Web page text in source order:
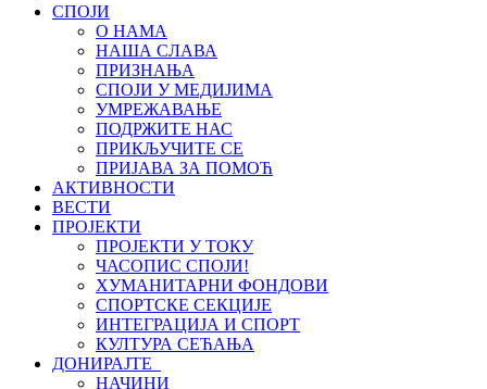
СПОЈИ
О НАМА
НАША СЛАВА
ПРИЗНАЊА
СПОЈИ У МЕДИЈИМА
УМРЕЖАВАЊЕ
ПОДРЖИТЕ НАС
ПРИКЉУЧИТЕ СЕ
ПРИЈАВА ЗА ПОМОЋ
АКТИВНОСТИ
ВЕСТИ
ПРОЈЕКТИ
ПРОЈЕКТИ У ТОКУ
ЧАСОПИС СПОЈИ!
ХУМАНИТАРНИ ФОНДОВИ
СПОРТСКЕ СЕКЦИЈЕ
ИНТЕГРАЦИЈА И СПОРТ
КУЛТУРА СЕЋАЊА
ДОНИРАЈТЕ
НАЧИНИ